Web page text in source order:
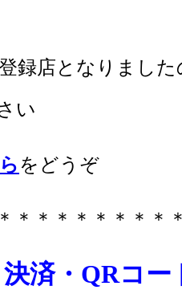
録店となりまし
い
をどうぞ
＊＊＊＊＊＊＊＊
済・QRコー